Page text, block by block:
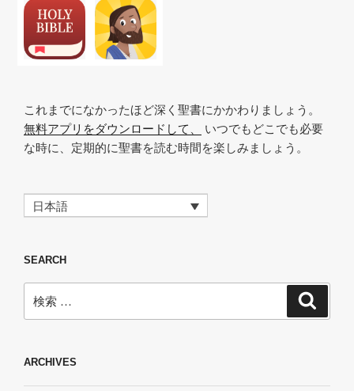
ン
これまでになかったほど深く聖書にかかわりましょう。
無料アプリをダウンロードして、
いつでもどこでも必要
な時に、定期的に聖書を読む時間を楽しみましょう。
日本語
SEARCH
索:
ARCHIVES